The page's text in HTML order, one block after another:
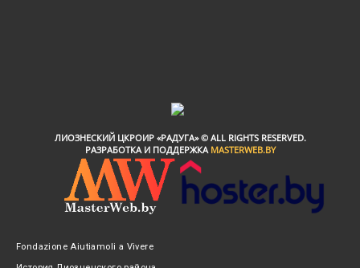
ЛИОЗНЕСКИЙ ЦКРОИР «РАДУГА» © ALL RIGHTS RESERVED.
РАЗРАБОТКА И ПОДДЕРЖКА MASTERWEB.BY
Fondazione Aiutiamoli a Vivere